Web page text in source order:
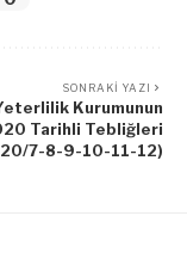
SONRAKI YAZI
Kurumunun
Tarihli Tebliğleri
7-8-9-10-11-12)